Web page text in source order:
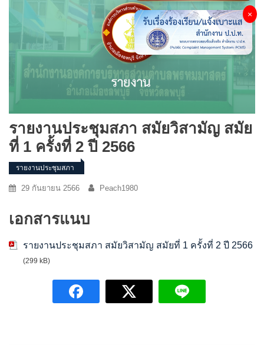
รายงานประชุมสภา สมัยวิสามัญ สมัย
ที่ 1 ครั้งที่ 2 ปี 2566
รายงานประชุมสภา
29 กันยายน 2566 Peach1980
เอกสารแนบ
รายงานประชุมสภา สมัยวิสามัญ สมัยที่ 1 ครั้งที่ 2 ปี 2566
(299 kB)
×